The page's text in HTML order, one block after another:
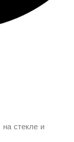
стекле и